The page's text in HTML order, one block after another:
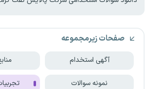
صفحات زیرمجموعه
آگهی استخدام
نمونه سوالات